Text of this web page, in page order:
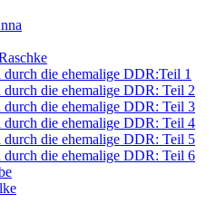
durch die ehemalige DDR:Teil 1
durch die ehemalige DDR: Teil 2
durch die ehemalige DDR: Teil 3
durch die ehemalige DDR: Teil 4
durch die ehemalige DDR: Teil 5
durch die ehemalige DDR: Teil 6